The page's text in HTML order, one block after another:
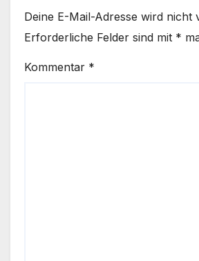
Deine E-Mail-Adresse wird nicht
Erforderliche Felder sind mit *
Kommentar *